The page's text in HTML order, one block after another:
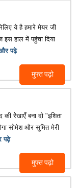
मुफ्त पढ़ो
ये है हमारे मेयर जी
हाल में पहुंचा दिया
पढ़े
मुफ्त पढ़ो
रेेेेखाएँँ बना दो "इशिता
सोमेश और सुमित मेरी
पढ़े